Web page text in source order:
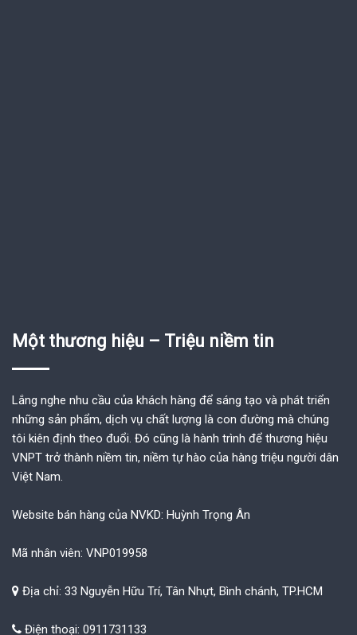
Một thương hiệu – Triệu niềm tin
Lắng nghe nhu cầu của khách hàng để sáng tạo và phát triển
những sản phẩm, dịch vụ chất lượng là con đường mà chúng
tôi kiên định theo đuổi. Đó cũng là hành trình để thương hiệu
VNPT trở thành niềm tin, niềm tự hào của hàng triệu người dân
Việt Nam.
Website bán hàng của NVKD: Huỳnh Trọng Ân
Mã nhân viên: VNP019958
Địa chỉ: 33 Nguyễn Hữu Trí, Tân Nhựt, Bình chánh, TP.HCM
Điện thoại: 0911731133